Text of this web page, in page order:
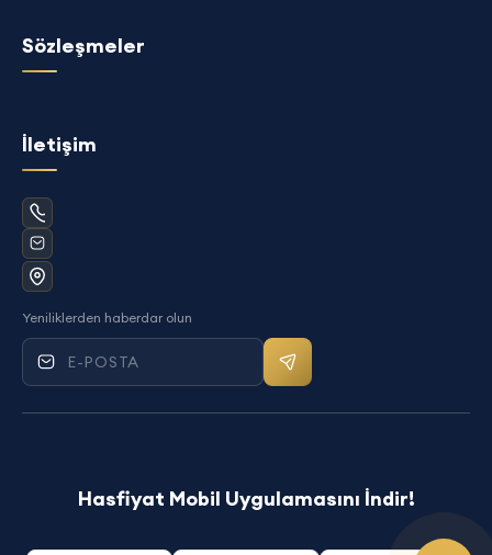
Sözleşmeler
İletişim
Yeniliklerden haberdar olun
Mail bültenine kayıt ol
Hasfiyat Mobil Uygulamasını İndir!